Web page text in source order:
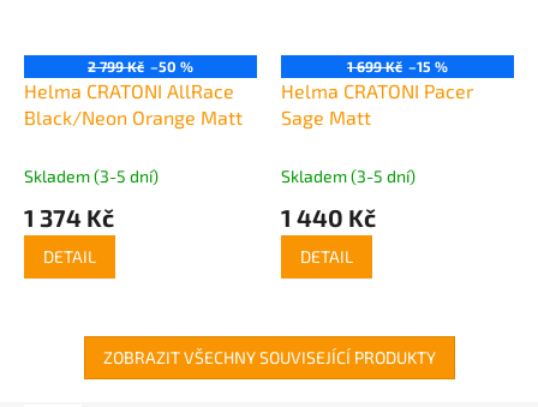
2 799 Kč –50 %
Helma CRATONI AllRace
Black/Neon Orange Matt
Skladem (3-5 dní)
1 374 Kč
DETAIL
1 699 Kč –15 %
Helma CRATONI Pacer
Sage Matt
Skladem (3-5 dní)
1 440 Kč
DETAIL
ZOBRAZIT VŠECHNY SOUVISEJÍCÍ PRODUKTY